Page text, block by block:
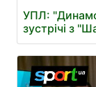
УПЛ:
зустрічі з